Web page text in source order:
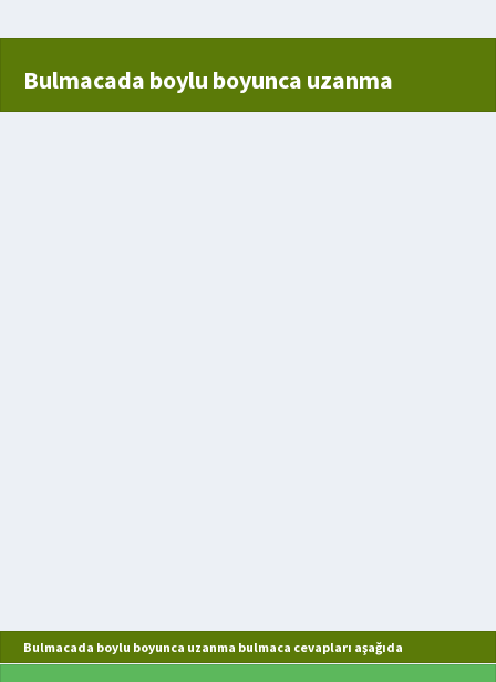
Bulmacada boylu boyunca uzanma
Bulmacada boylu boyunca uzanma bulmaca cevapları aşağıda